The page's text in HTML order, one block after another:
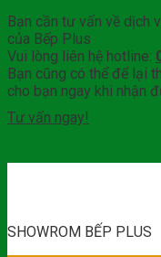
Bạn cần tư vấn về dịch
của Bếp Plus
Vui lòng liên hệ hotline:
Bạn cũng có thể để lại
cho bạn ngay khi nhận
Tư vấn ngay!
SHOWROM BẾP PLUS